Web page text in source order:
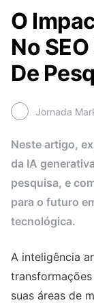
O
No
De
Jornada
Neste artigo,
da IA
pesquisa, e
para o futuro
tecnológica.
A inteligência
suas áreas de